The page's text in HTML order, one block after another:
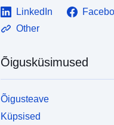
LinkedIn
Other
Õigusküsimused
Õigusteave
Küpsised